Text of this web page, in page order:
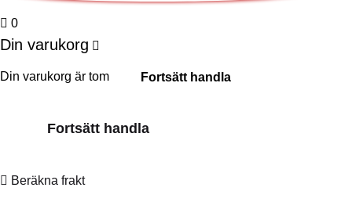
0
Din varukorg
Din varukorg är tom Fortsätt handla
Fortsätt handla
Beräkna frakt